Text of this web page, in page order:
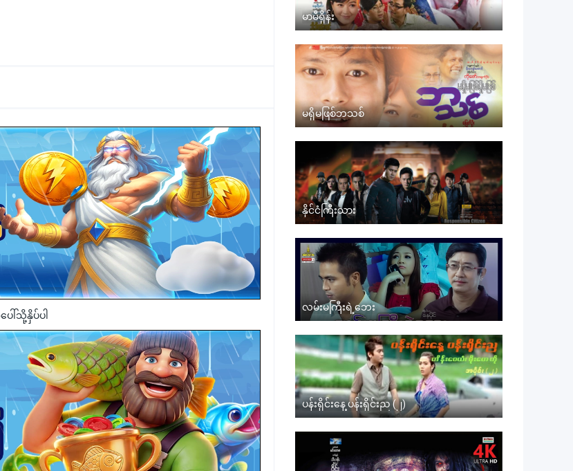
ါ်သို့နှိပ်ပါ
မာမီရှိန်း
မရှိမဖြစ်ဘသစ်
နိုင်ငံကြီးသား
လမ်းမကြီးရဲ့ဘေး
ပန်းရိုင်းနေ့ ပန်းရိုင်းည (၂)